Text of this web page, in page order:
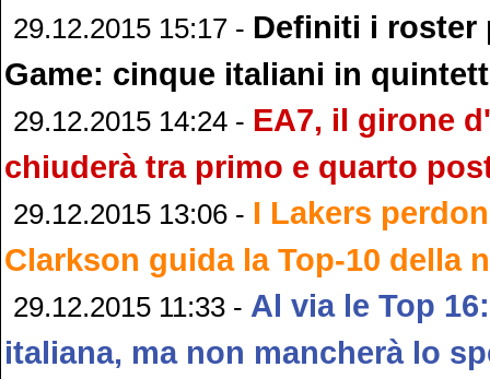
29.12.2015 15:17 - Definiti i roster
Game: cinque italiani in
29.12.2015 14:24 - EA7, il girone
chiuderà tra primo e quarto
29.12.2015 13:06 - I Lakers
Clarkson guida la Top-10 della
29.12.2015 11:33 - Al via le Top
italiana, ma non mancherà lo